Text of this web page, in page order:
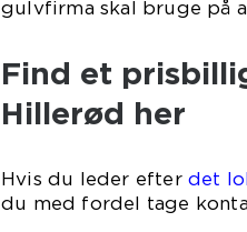
gulvfirma skal bruge på
Find et
Hillerød her
Hvis du leder efter det
du med fordel tage